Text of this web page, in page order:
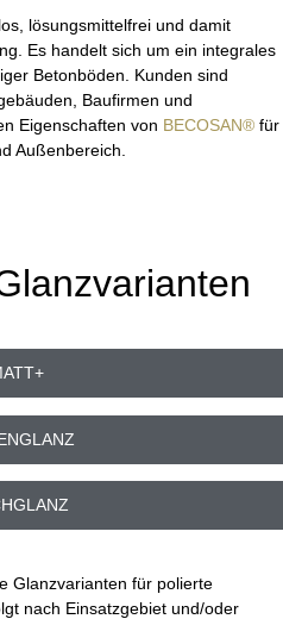
lösungsmittelfrei und damit
Es handelt sich um ein integrales
Betonböden. Kunden sind
Baufirmen und
Eigenschaften von BECOSAN® für
Außenbereich.
Glanzvarianten für polierte
nach Einsatzgebiet und/oder